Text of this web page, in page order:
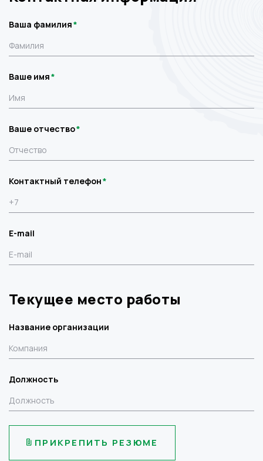
Ваша фамилия
Ваше имя
Ваше отчество
Контактный телефон
E-mail
Текущее место работы
Название организации
Должность
ПРИКРЕПИТЬ РЕЗЮМЕ